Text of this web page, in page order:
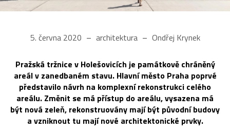
5. června 2020 architektura Ondřej Krynek
Pražská tržnice v Holešovicích je památkově chráněný
areál v zanedbaném stavu. Hlavní město Praha poprvé
představilo návrh na komplexní rekonstrukci celého
areálu. Změnit se má přístup do areálu, vysazena má
být nová zeleň, rekonstruovány mají být původní budovy
a vzniknout tu mají nové architektonické prvky.